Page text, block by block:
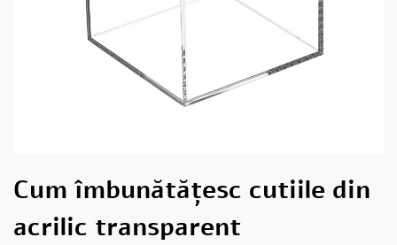
Cum îmbunătățesc cutiile din
acrilic transparent